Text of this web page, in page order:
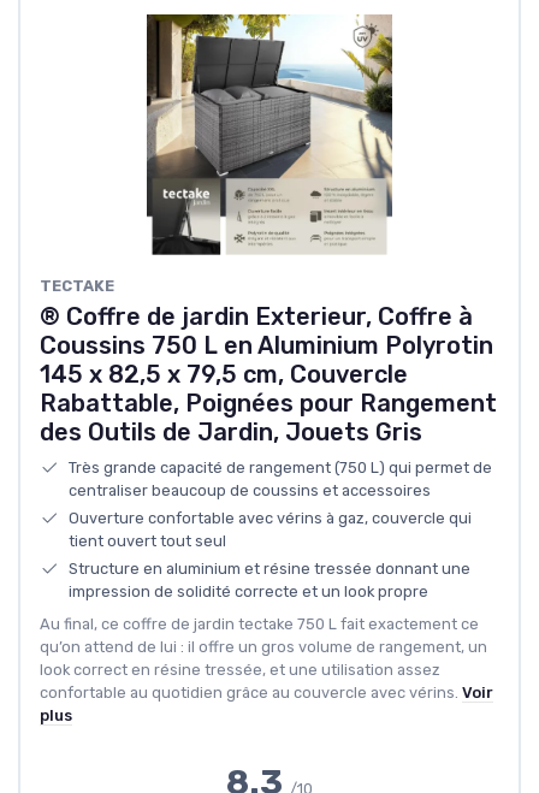
TECTAKE
® Coffre de jardin Exterieur, Coffre à
Coussins 750 L en Aluminium Polyrotin
145 x 82,5 x 79,5 cm, Couvercle
Rabattable, Poignées pour Rangement
des Outils de Jardin, Jouets Gris
Très grande capacité de rangement (750 L) qui permet de
centraliser beaucoup de coussins et accessoires
Ouverture confortable avec vérins à gaz, couvercle qui
tient ouvert tout seul
Structure en aluminium et résine tressée donnant une
impression de solidité correcte et un look propre
Au final, ce coffre de jardin tectake 750 L fait exactement ce
qu’on attend de lui : il offre un gros volume de rangement, un
look correct en résine tressée, et une utilisation assez
confortable au quotidien grâce au couvercle avec vérins. Voir
plus
8.3 /10